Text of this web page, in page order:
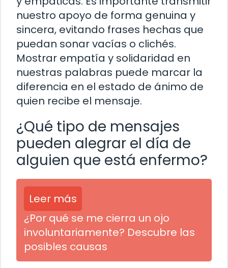
nuestro apoyo de forma genuina y
sincera, evitando frases hechas que
puedan sonar vacías o clichés.
Mostrar empatía y solidaridad en
nuestras palabras puede marcar la
diferencia en el estado de ánimo de
quien recibe el mensaje.
¿Qué tipo de mensajes
pueden alegrar el día de
alguien que está enfermo?
Leer más
¿Por qué se me cierra un ojo
involuntariamente? Descubre las
posibles causas